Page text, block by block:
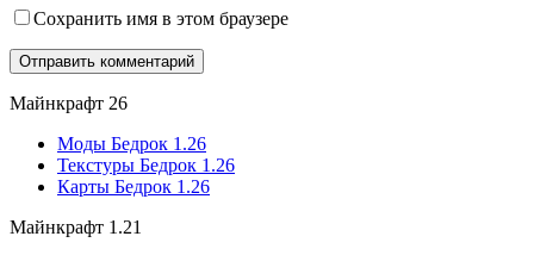
Сохранить имя в этом браузере
Майнкрафт 26
Моды Бедрок 1.26
Текстуры Бедрок 1.26
Карты Бедрок 1.26
Майнкрафт 1.21